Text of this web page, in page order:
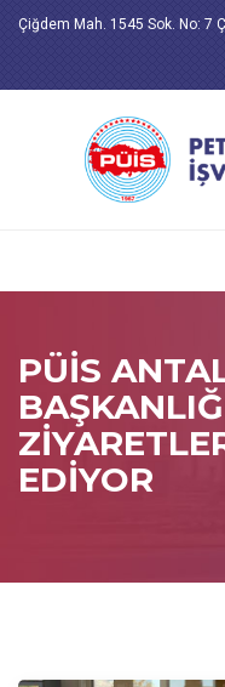
Çiğdem Mah. 1545 Sok. No: 7
PÜİS
EDİYOR